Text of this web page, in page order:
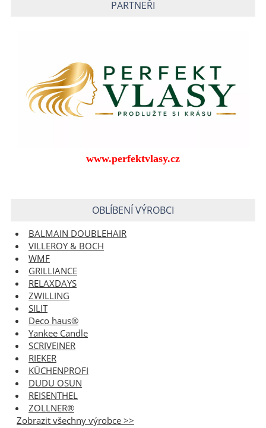
PARTNEŘI
www.perfektvlasy.cz
OBLÍBENÍ VÝROBCI
BALMAIN DOUBLEHAIR
VILLEROY & BOCH
WMF
GRILLIANCE
RELAXDAYS
ZWILLING
SILIT
Deco haus®
Yankee Candle
SCRIVEINER
RIEKER
KÜCHENPROFI
DUDU OSUN
REISENTHEL
ZOLLNER®
Zobrazit všechny výrobce >>